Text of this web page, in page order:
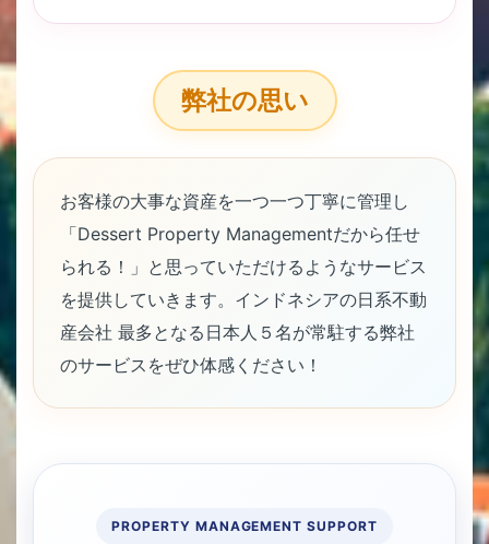
弊社の思い
お客様の大事な資産を一つ一つ丁寧に管理し
「Dessert Property Managementだから任せ
られる！」と思っていただけるようなサービス
を提供していきます。インドネシアの日系不動
産会社 最多となる日本人５名が常駐する弊社
のサービスをぜひ体感ください！
PROPERTY MANAGEMENT SUPPORT